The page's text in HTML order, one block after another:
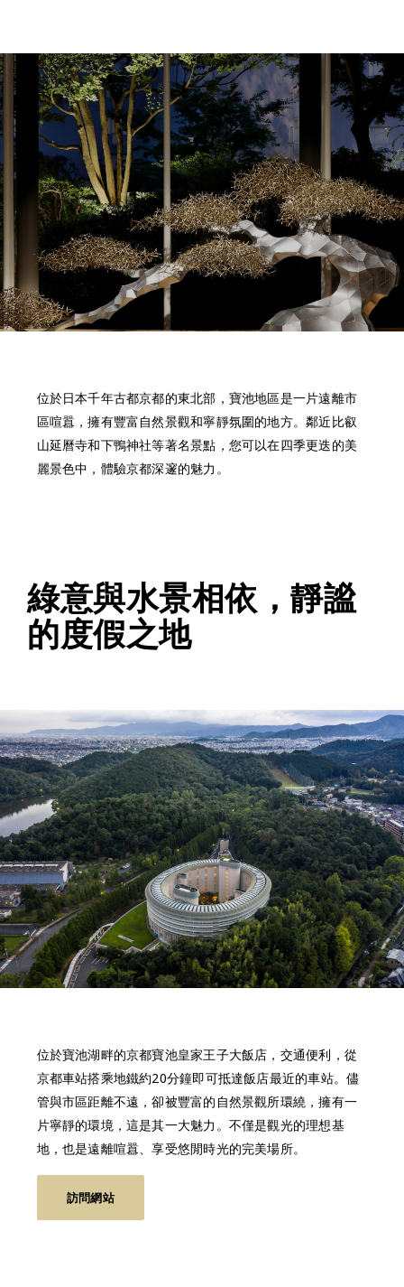
位於日本千年古都京都的東北部，寶池地區是一片遠離市
區喧囂，擁有豐富自然景觀和寧靜氛圍的地方。鄰近比叡
山延曆寺和下鴨神社等著名景點，您可以在四季更迭的美
麗景色中，體驗京都深邃的魅力。
綠意與水景相依，靜謐
的度假之地
位於寶池湖畔的京都寶池皇家王子大飯店，交通便利，從
京都車站搭乘地鐵約20分鐘即可抵達飯店最近的車站。儘
管與市區距離不遠，卻被豐富的自然景觀所環繞，擁有一
片寧靜的環境，這是其一大魅力。不僅是觀光的理想基
地，也是遠離喧囂、享受悠閒時光的完美場所。
訪問網站